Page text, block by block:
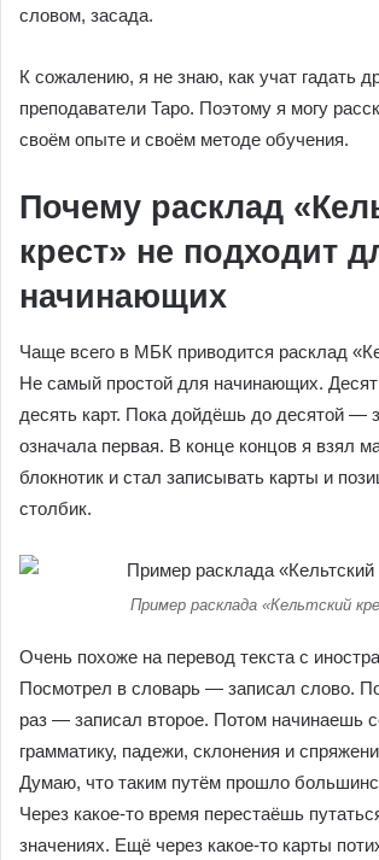
словом, засада.
К сожалению, я не знаю, как учат гадать
преподаватели Таро. Поэтому я могу
своём опыте и своём методе обучения.
Почему расклад
крест» не подходит
начинающих
Чаще всего в МБК приводится расклад
Не самый простой для начинающих.
десять карт. Пока дойдёшь до десятой —
означала первая. В конце концов я взял
блокнотик и стал записывать карты и
столбик.
Пример расклада «Кельтский
Очень похоже на перевод текста с
Посмотрел в словарь — записал слово.
раз — записал второе. Потом начинаешь
грамматику, падежи, склонения и
Думаю, что таким путём прошло
Через какое-то время перестаёшь
значениях. Ещё через какое-то карты